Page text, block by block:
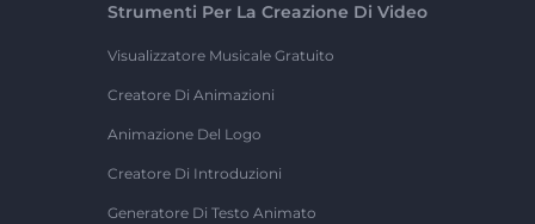
Strumenti Per La Creazione Di Video
Visualizzatore Musicale Gratuito
Creatore Di Animazioni
Animazione Del Logo
Creatore Di Introduzioni
Generatore Di Testo Animato